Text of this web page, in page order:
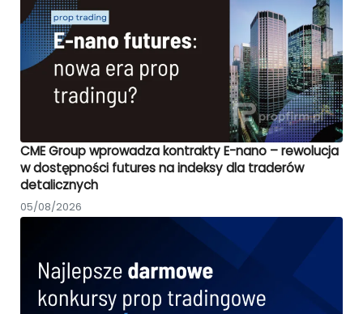
CME Group wprowadza kontrakty E-nano – rewolucja
w dostępności futures na indeksy dla traderów
detalicznych
05/08/2026